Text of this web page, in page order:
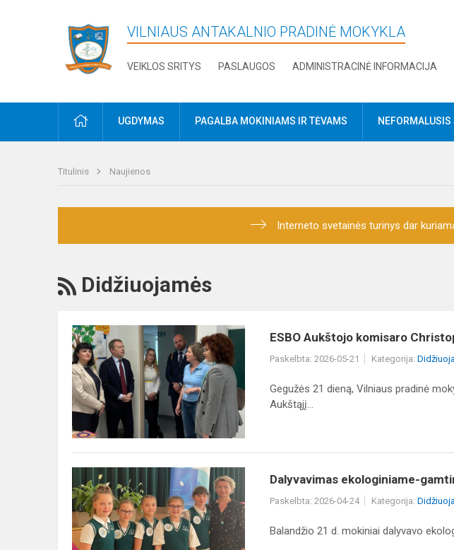
VILNIAUS ANTAKALNIO PRADINĖ MOKYKLA
VEIKLOS SRITYS PASLAUGOS ADMINISTRACINĖ INFORMACIJA
PRADŽIAUGDYMAS PAGALBA MOKINIAMS IR TĖVAMS
Titulinis Naujienos
Interneto svetainės turinys dar
RSS
Didžiuojamės
ESBO
Aukštojo
komisaro
Christophe’as
Kamp
vizitas
mūsų
moky...
ESBO Aukštojo komisaro
Paskelbta: 2026-05-21 Kategorija:
Gegužės 21 dieną, Vilniaus pradinė
Aukštąjį...
Dalyvavimas
ekologiniame-
gamtiniame
renginyje
„Mały
Dalyvavimas ekologiniame-
Paskelbta: 2026-04-24 Kategorija:
Balandžio 21 d. mokiniai dalyvavo